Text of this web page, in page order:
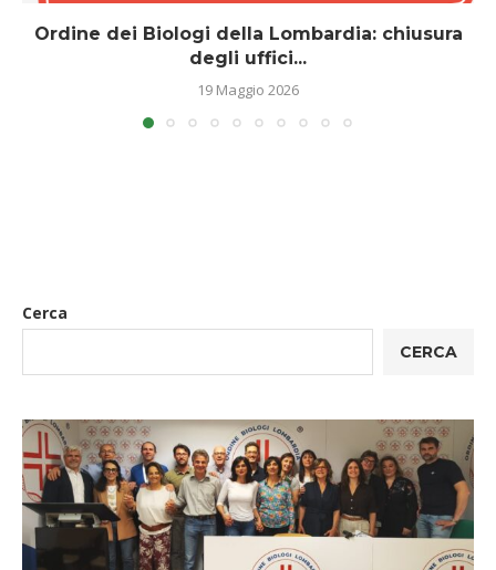
Ordine dei Biologi della Lombardia: chiusura
degli uffici...
19 Maggio 2026
Cerca
CERCA